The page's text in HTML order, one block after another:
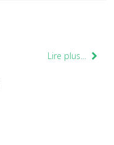
Lire plus...